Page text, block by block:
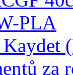
PLA
Kaydet
za